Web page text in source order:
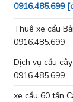
0916.485.699
Thuê xe cẩu
0916.485.699
Dịch vụ cẩu
0916.485.699
xe cẩu 60 tấn